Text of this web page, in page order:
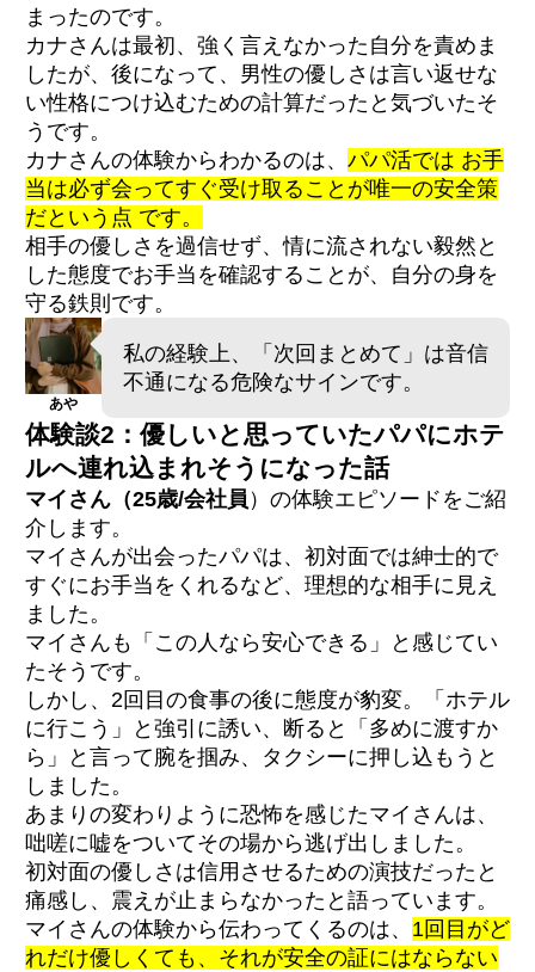
まったのです。
カナさんは最初、強く言えなかった自分を責めま
したが、後になって、男性の優しさは言い返せな
い性格につけ込むための計算だったと気づいたそ
うです。
カナさんの体験からわかるのは、 パパ活では お手
当は必ず会ってすぐ受け取ることが唯一の安全策
だという点 です。
相手の優しさを過信せず、情に流されない毅然と
した態度でお手当を確認することが、自分の身を
守る鉄則です。
あや
私の経験上、「次回まとめて」は音信
不通になる危険なサインです。
体験談2：優しいと思っていたパパにホテ
ルへ連れ込まれそうになった話
マイさん（25歳/会社員 ）の体験エピソードをご紹
介します。
マイさんが出会ったパパは、初対面では紳士的で
すぐにお手当をくれるなど、理想的な相手に見え
ました。
マイさんも「この人なら安心できる」と感じてい
たそうです。
しかし、2回目の食事の後に態度が豹変。「ホテル
に行こう」と強引に誘い、断ると「多めに渡すか
ら」と言って腕を掴み、タクシーに押し込もうと
しました。
あまりの変わりように恐怖を感じたマイさんは、
咄嗟に嘘をついてその場から逃げ出しました。
初対面の優しさは信用させるための演技だったと
痛感し、震えが止まらなかったと語っています。
マイさんの体験から伝わってくるのは、 1回目がど
れだけ優しくても、それが安全の証にはならない